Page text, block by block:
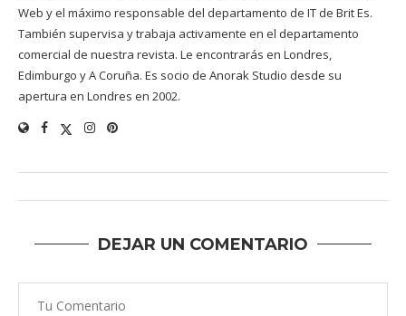
Web y el máximo responsable del departamento de IT de Brit Es.
También supervisa y trabaja activamente en el departamento
comercial de nuestra revista. Le encontrarás en Londres,
Edimburgo y A Coruña. Es socio de Anorak Studio desde su
apertura en Londres en 2002.
DEJAR UN COMENTARIO